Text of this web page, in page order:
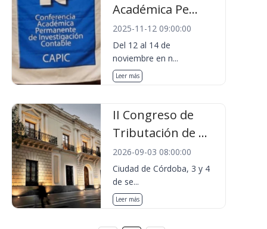
Académica Pe...
2025-11-12 09:00:00
Del 12 al 14 de
noviembre en n...
Leer más
II Congreso de
Tributación de ...
2026-09-03 08:00:00
Ciudad de Córdoba, 3 y 4
de se...
Leer más